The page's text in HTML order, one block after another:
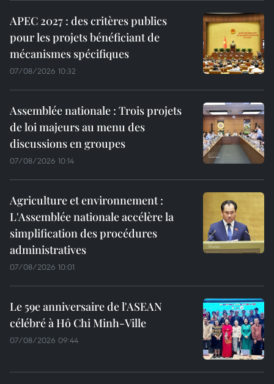
APEC 2027 : des critères publics
pour les projets bénéficiant de
mécanismes spécifiques
07/08/2026 10:32
Assemblée nationale : Trois projets
de loi majeurs au menu des
discussions en groupes
07/08/2026 10:14
Agriculture et environnement :
L'Assemblée nationale accélère la
simplification des procédures
administratives
07/08/2026 10:01
Le 59e anniversaire de l'ASEAN
célébré à Hô Chi Minh-Ville
07/08/2026 09:44